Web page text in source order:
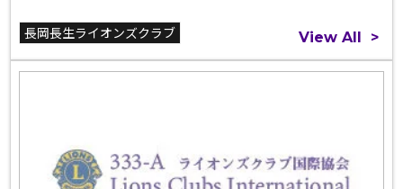
長岡長生ライオンズクラブ View All >